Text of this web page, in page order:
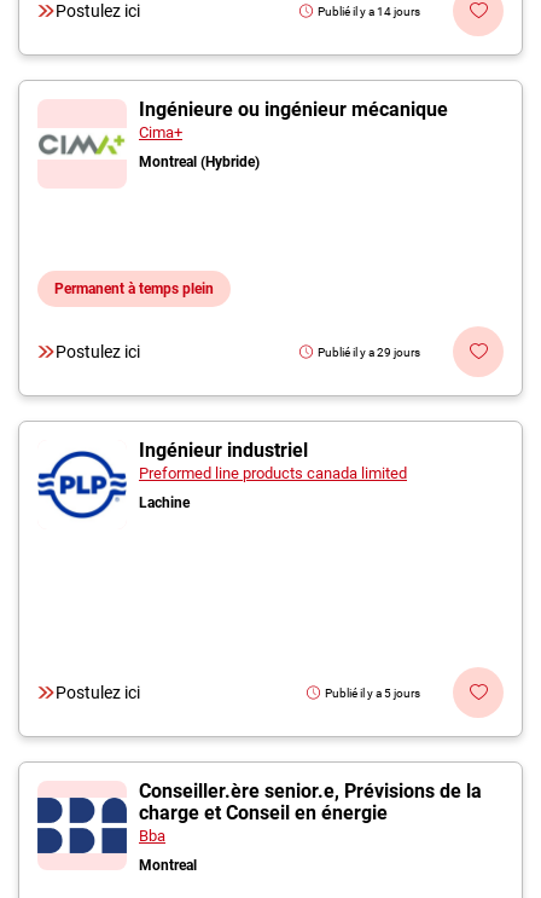
Postulez ici Publié il y a 14 jours
Ingénieure ou ingénieur mécanique
Cima+
Montreal (Hybride)
Permanent à temps plein
Postulez ici Publié il y a 29 jours
Ingénieur industriel
Preformed line products canada limited
Lachine
Postulez ici Publié il y a 5 jours
Conseiller.ère senior.e, Prévisions de la
charge et Conseil en énergie
Bba
Montreal